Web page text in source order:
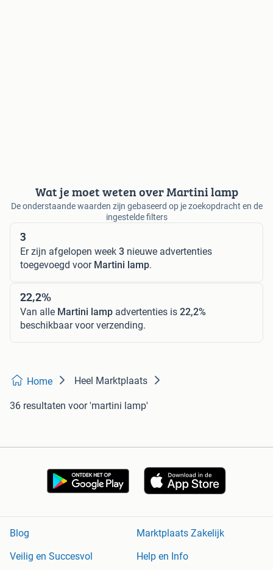
Wat je moet weten over Martini lamp
De onderstaande waarden zijn gebaseerd op je zoekopdracht en de
ingestelde filters
3
Er zijn afgelopen week 3 nieuwe advertenties
toegevoegd voor Martini lamp.
22,2%
Van alle Martini lamp advertenties is 22,2%
beschikbaar voor verzending.
Home Heel Marktplaats
36 resultaten voor 'martini lamp'
Blog
Marktplaats Zakelijk
Veilig en Succesvol
Help en Info